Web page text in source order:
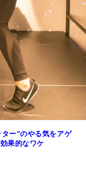
ー”のやる気をアゲ
果的なワケ